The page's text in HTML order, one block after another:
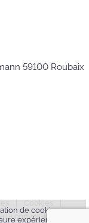
59100 Roubaix
à la conversion
de cookies pour
expérience de